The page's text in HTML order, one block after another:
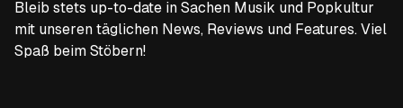
Bleib stets up-to-date in Sachen Musik und Popkultur
mit unseren täglichen News, Reviews und Features. Viel
Spaß beim Stöbern!